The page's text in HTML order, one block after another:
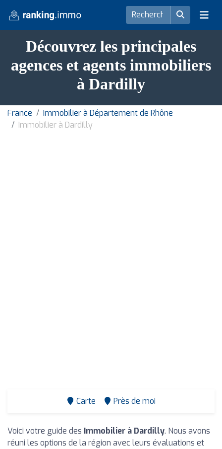
Découvrez les principales
agences et agents immobiliers
à Dardilly
France
Immobilier à Département de Rhône
Immobilier à Dardilly
Carte Près de moi
Voici votre guide des Immobilier à Dardilly. Nous avons
réuni les options de la région avec leurs évaluations et